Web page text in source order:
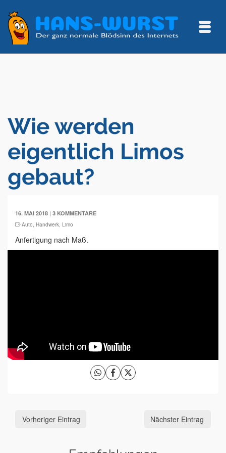
Wie werden
eigentlich Limos
gebaut?
16. MAI 2018 | 3 KOMMENTARE
Auto, Handwerk, Limo
Anfertigung nach Maß.
Vorheriger Eintrag Nächster Eintrag